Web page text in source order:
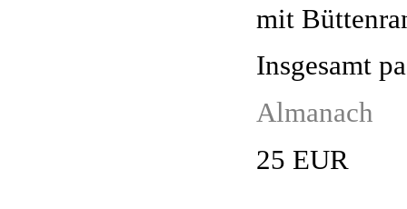
mit
Insgesamt
Almanach
25 EUR